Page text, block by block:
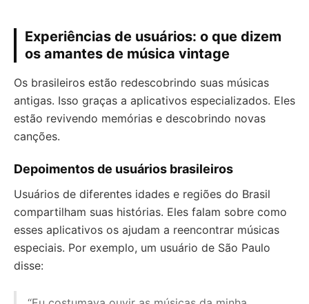
Experiências de usuários: o que dizem
os amantes de música vintage
Os brasileiros estão redescobrindo suas músicas
antigas. Isso graças a aplicativos especializados. Eles
estão revivendo memórias e descobrindo novas
canções.
Depoimentos de usuários brasileiros
Usuários de diferentes idades e regiões do Brasil
compartilham suas histórias. Eles falam sobre como
esses aplicativos os ajudam a reencontrar músicas
especiais. Por exemplo, um usuário de São Paulo
disse: